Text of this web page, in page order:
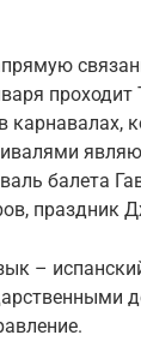
балета
праздник
–